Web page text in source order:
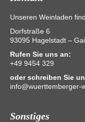
Unseren Weinladen
Dorfstraße 6
93095 Hagelstadt –
Rufen Sie uns an:
+49 9454 329
oder schreiben Sie
info@wuerttemberger-
Sonstiges